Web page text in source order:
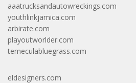
aaatrucksandautowreckings.com
youthlinkjamica.com
arbirate.com
playoutworlder.com
temeculabluegrass.com
eldesigners.com